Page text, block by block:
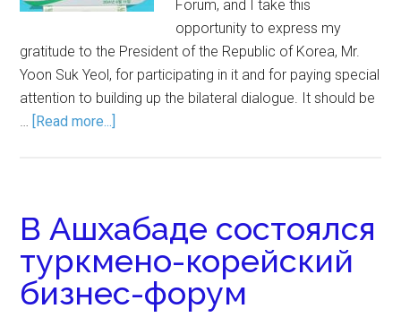
Forum, and I take this
opportunity to express my
gratitude to the President of the Republic of Korea, Mr.
Yoon Suk Yeol, for participating in it and for paying special
attention to building up the bilateral dialogue. It should be
… [Read more...]
В Ашхабаде состоялся
туркмено-корейский
бизнес-форум